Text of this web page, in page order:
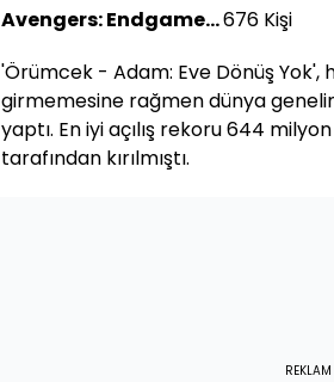
Avengers: Endgame...676 Kişi
'Örümcek - Adam: Eve Dönüş
girmemesine rağmen dünya
yaptı. En iyi açılış rekoru 644
tarafından kırılmıştı.
REKLAM